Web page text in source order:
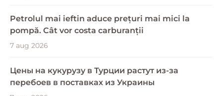
Petrolul mai ieftin aduce prețuri mai mici la
pompă. Cât vor costa carburanții
7 aug 2026
Цены на кукурузу в Турции растут из-за
перебоев в поставках из Украины